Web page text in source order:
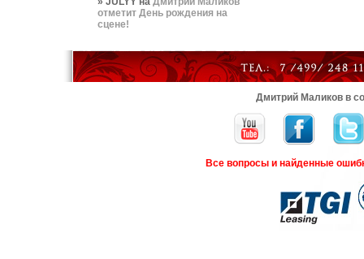
отметит День рождения на
сцене!
Дмитрий Маликов в
Все вопросы и найденные